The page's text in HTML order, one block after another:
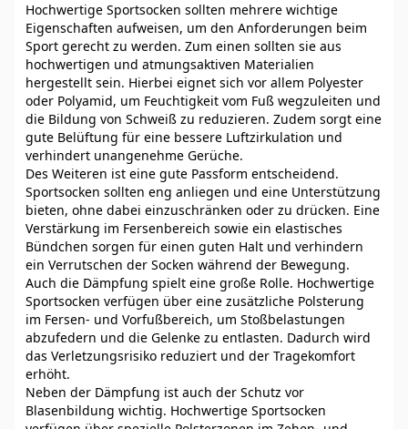
Hochwertige Sportsocken sollten mehrere wichtige
Eigenschaften aufweisen, um den Anforderungen beim
Sport gerecht zu werden. Zum einen sollten sie aus
hochwertigen und atmungsaktiven Materialien
hergestellt sein. Hierbei eignet sich vor allem Polyester
oder Polyamid, um Feuchtigkeit vom Fuß wegzuleiten und
die Bildung von Schweiß zu reduzieren. Zudem sorgt eine
gute Belüftung für eine bessere Luftzirkulation und
verhindert unangenehme Gerüche.
Des Weiteren ist eine gute Passform entscheidend.
Sportsocken sollten eng anliegen und eine Unterstützung
bieten, ohne dabei einzuschränken oder zu drücken. Eine
Verstärkung im Fersenbereich sowie ein elastisches
Bündchen sorgen für einen guten Halt und verhindern
ein Verrutschen der Socken während der Bewegung.
Auch die Dämpfung spielt eine große Rolle. Hochwertige
Sportsocken verfügen über eine zusätzliche Polsterung
im Fersen- und Vorfußbereich, um Stoßbelastungen
abzufedern und die Gelenke zu entlasten. Dadurch wird
das Verletzungsrisiko reduziert und der Tragekomfort
erhöht.
Neben der Dämpfung ist auch der Schutz vor
Blasenbildung wichtig. Hochwertige Sportsocken